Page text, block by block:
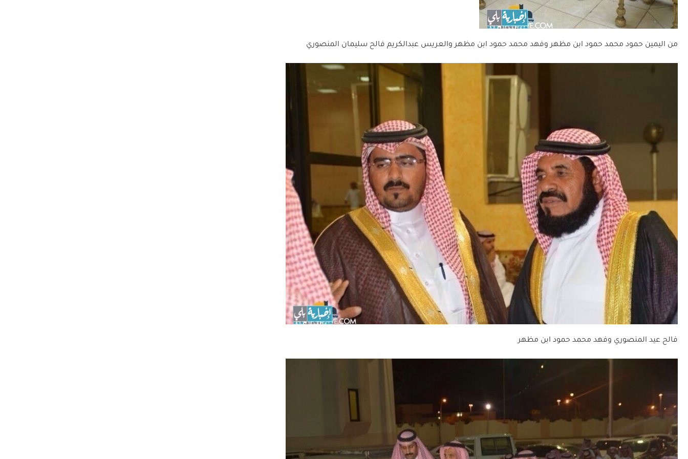
من اليمين حمود محمد حمود ابن مظهر وفهد محمد حمود ابن مظهر والعريس عبدالكريم فالح سليمان المنصوري
فالح عيد المنصوري وفهد محمد حمود ابن مظهر